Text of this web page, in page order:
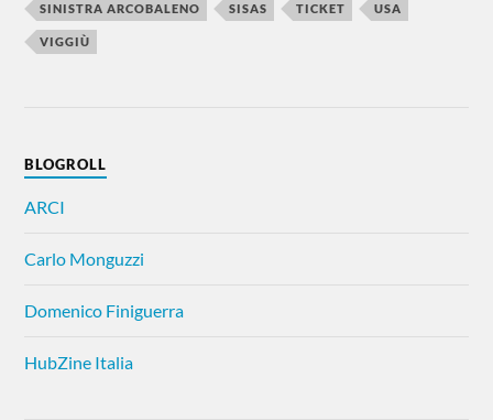
SINISTRA ARCOBALENO SISAS TICKET USA
VIGGIÙ
BLOGROLL
ARCI
Carlo Monguzzi
Domenico Finiguerra
HubZine Italia